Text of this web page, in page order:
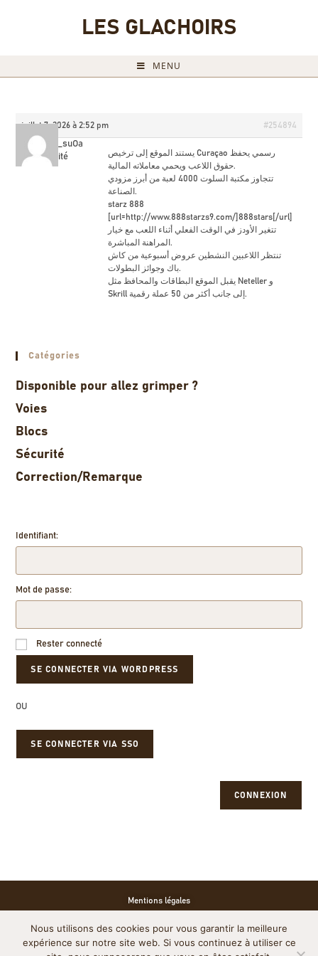
LES GLACHOIRS
MENU
juillet 7, 2026 à 2:52 pm #254894
888starz_suOa
Invité
يستند الموقع إلى ترخيص Curaçao رسمي يحفظ
حقوق اللاعب ويحمي معاملاته المالية.
تتجاوز مكتبة السلوت 4000 لعبة من أبرز مزودي
الصناعة.
starz 888
[url=http://www.888starzs9.com/]888stars[/url]
تتغير الأودز في الوقت الفعلي أثناء اللعب مع خيار
المراهنة المباشرة.
تنتظر اللاعبين النشطين عروض أسبوعية من كاش
باك وجوائز البطولات.
يقبل الموقع البطاقات والمحافظ مثل Neteller و
Skrill إلى جانب أكثر من 50 عملة رقمية.
Catégories
Disponible pour allez grimper ?
Voies
Blocs
Sécurité
Correction/Remarque
Identifiant:
Mot de passe:
Rester connecté
OU
SE CONNECTER VIA SSO
CONNEXION
Mentions légales
Politique de cookies
Nous utilisons des cookies pour vous garantir la meilleure
expérience sur notre site web. Si vous continuez à utiliser ce